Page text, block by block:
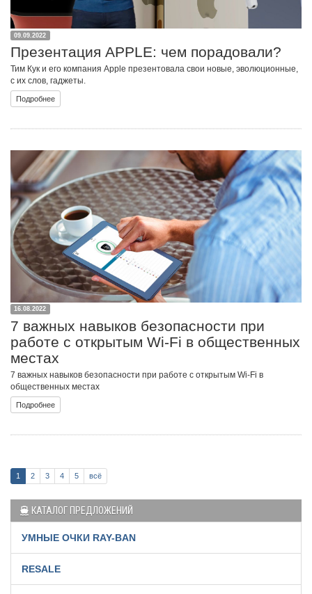
09.09.2022
Презентация APPLE: чем порадовали?
Тим Кук и его компания Apple презентовала свои новые, эволюционные,
с их слов, гаджеты.
Подробнее
16.08.2022
7 важных навыков безопасности при
работе с открытым Wi-Fi в общественных
местах
7 важных навыков безопасности при работе с открытым Wi-Fi в
общественных местах
Подробнее
1 2 3 4 5 всё
КАТАЛОГ ПРЕДЛОЖЕНИЙ
УМНЫЕ ОЧКИ RAY-BAN
RESALE